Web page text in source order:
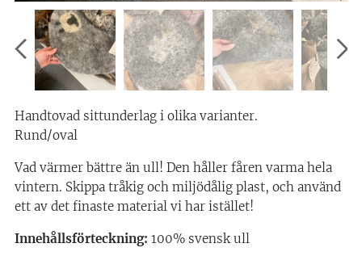
Handtovad sittunderlag i olika varianter.
Rund/oval
Vad värmer bättre än ull! Den håller fåren varma hela
vintern. Skippa tråkig och miljödålig plast, och använd
ett av det finaste material vi har istället!
Innehållsförteckning: 100% svensk ull